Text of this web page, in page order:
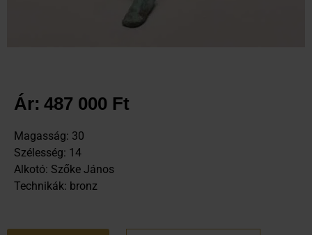
Ár: 487 000 Ft
Magasság: 30
Szélesség: 14
Alkotó: Szőke János
Technikák: bronz